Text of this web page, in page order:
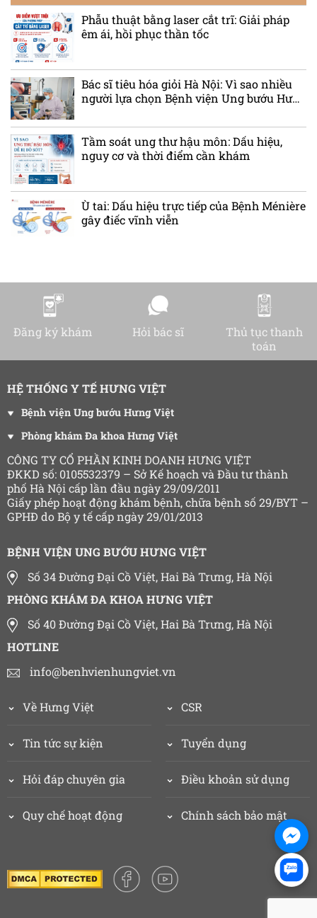
Phẫu thuật bằng laser cắt trĩ: Giải pháp
êm ái, hồi phục thần tốc
Bác sĩ tiêu hóa giỏi Hà Nội: Vì sao nhiều
người lựa chọn Bệnh viện Ung bướu Hưng
Tầm soát ung thư hậu môn: Dấu hiệu,
nguy cơ và thời điểm cần khám
Ù tai: Dấu hiệu trực tiếp của Bệnh Ménière
gây điếc vĩnh viễn
Đăng ký khám Hỏi bác sĩ
Thủ tục thanh
toán
HỆ THỐNG Y TẾ HƯNG VIỆT
Bệnh viện Ung bướu Hưng Việt
Phòng khám Đa khoa Hưng Việt
CÔNG TY CỔ PHẦN KINH DOANH HƯNG VIỆT
ĐKKD số: 0105532379 – Sở Kế hoạch và Đầu tư thành
phố Hà Nội cấp lần đầu ngày 29/09/2011
Giấy phép hoạt động khám bệnh, chữa bệnh số 29/BYT –
GPHĐ do Bộ y tế cấp ngày 29/01/2013
BỆNH VIỆN UNG BƯỚU HƯNG VIỆT
Số 34 Đường Đại Cồ Việt, Hai Bà Trưng, Hà Nội
PHÒNG KHÁM ĐA KHOA HƯNG VIỆT
Số 40 Đường Đại Cồ Việt, Hai Bà Trưng, Hà Nội
HOTLINE
info@benhvienhungviet.vn
Về Hưng Việt
Tin tức sự kiện
Hỏi đáp chuyên gia
Quy chế hoạt động
CSR
Tuyển dụng
Điều khoản sử dụng
Chính sách bảo mật
Zalo